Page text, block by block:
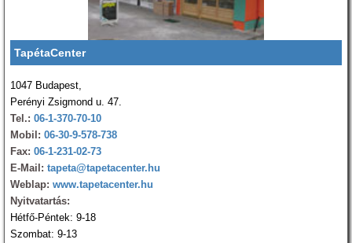
TapétaCenter
1047 Budapest,
Perényi Zsigmond u. 47.
Tel.: 06-1-370-70-10
Mobil: 06-30-9-578-738
Fax: 06-1-231-02-73
E-Mail: tapeta@tapetacenter.hu
Weblap: www.tapetacenter.hu
Nyitvatartás:
Hétfő-Péntek: 9-18
Szombat: 9-13